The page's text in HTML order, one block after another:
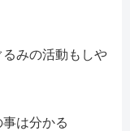
みの活動もしや
は分かる